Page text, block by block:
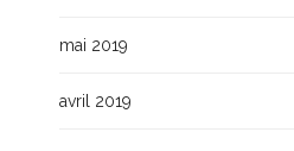
mai 2019
avril 2019